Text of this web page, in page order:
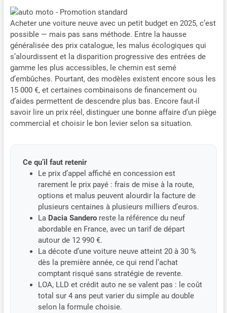
Acheter une voiture neuve avec un petit budget en 2025, c’est
possible — mais pas sans méthode. Entre la hausse
généralisée des prix catalogue, les malus écologiques qui
s’alourdissent et la disparition progressive des entrées de
gamme les plus accessibles, le chemin est semé
d’embûches. Pourtant, des modèles existent encore sous les
15 000 €, et certaines combinaisons de financement ou
d’aides permettent de descendre plus bas. Encore faut-il
savoir lire un prix réel, distinguer une bonne affaire d’un piège
commercial et choisir le bon levier selon sa situation.
Ce qu’il faut retenir
Le prix d’appel affiché en concession est
rarement le prix payé : frais de mise à la route,
options et malus peuvent alourdir la facture de
plusieurs centaines à plusieurs milliers d’euros.
La Dacia Sanderoreste la référence du neuf
abordable en France, avec un tarif de départ
autour de 12 990 €.
La décote d’une voiture neuve atteint 20 à 30 %
dès la première année, ce qui rend l’achat
comptant risqué sans stratégie de revente.
LOA, LLD et crédit auto ne se valent pas : le coût
total sur 4 ans peut varier du simple au double
selon la formule choisie.